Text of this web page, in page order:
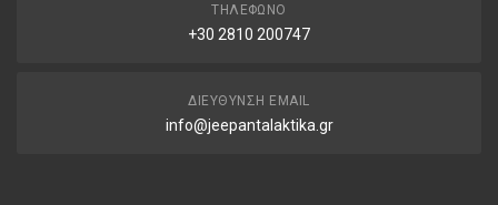
ΤΗΛΈΦΩΝΟ
+30 2810 200747
ΔΙΕΎΘΥΝΣΗ EMAIL
info@jeepantalaktika.gr